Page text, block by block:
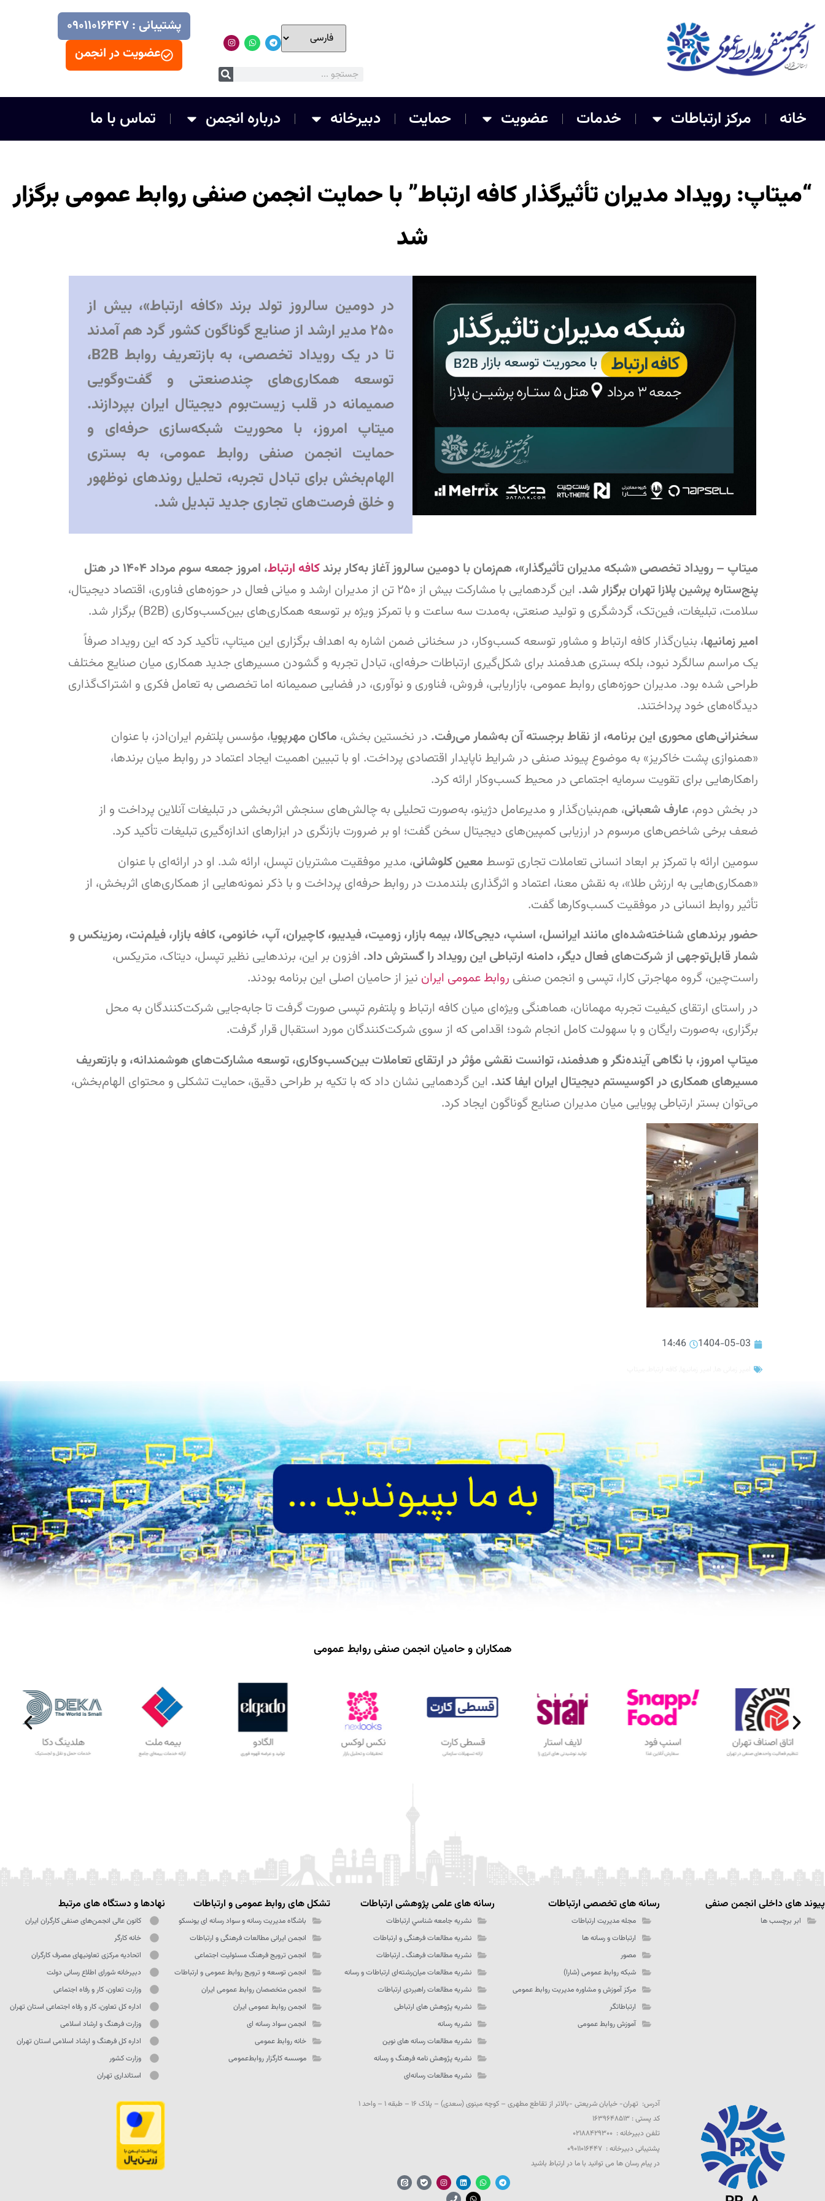
پشتیبانی : ۰۹۰۱۱۰۱۶۴۴۷
عضویت در انجمن
خانه مرکز ارتباطات خدمات عضویت حمایت دبیرخانه درباره انجمن تماس با ما
“میتاپ: رویداد مدیران تأثیرگذار کافه ارتباط” با حمایت انجمن صنفی روابط عمومی برگزار
شد
در دومین سالروز تولد برند «کافه ارتباط»، بیش از
۲۵۰ مدیر ارشد از صنایع گوناگون کشور گرد هم آمدند
تا در یک رویداد تخصصی، به بازتعریف روابط B2B،
توسعه همکاری‌های چندصنعتی و گفت‌وگویی
صمیمانه در قلب زیست‌بوم دیجیتال ایران بپردازند.
میتاپ امروز، با محوریت شبکه‌سازی حرفه‌ای و
حمایت انجمن صنفی روابط عمومی، به بستری
الهام‌بخش برای تبادل تجربه، تحلیل روندهای نوظهور
و خلق فرصت‌های تجاری جدید تبدیل شد.
میتاپ – رویداد تخصصی «شبکه مدیران تأثیرگذار»، هم‌زمان با دومین سالروز آغاز به‌کار برندکافه ارتباط
، امروز جمعه سوم مرداد ۱۴۰۴ در هتل
پنج‌ستاره پرشین پلازا تهران برگزار شد.
این گردهمایی با مشارکت بیش از ۲۵۰ تن از مدیران ارشد و میانی فعال در حوزه‌های فناوری، اقتصاد دیجیتال،
سلامت، تبلیغات، فین‌تک، گردشگری و تولید صنعتی، به‌مدت سه ساعت و با تمرکز ویژه بر توسعه همکاری‌های بین‌کسب‌و‌کاری (B2B) برگزار شد.
امیر زمانیها، بنیان‌گذار کافه ارتباط و مشاور توسعه کسب‌وکار، در سخنانی ضمن اشاره به اهداف برگزاری این میتاپ، تأکید کرد که این رویداد صرفاً
یک مراسم سالگرد نبود، بلکه بستری هدفمند برای شکل‌گیری ارتباطات حرفه‌ای، تبادل تجربه و گشودن مسیرهای جدید همکاری میان صنایع مختلف
طراحی شده بود. مدیران حوزه‌های روابط عمومی، بازاریابی، فروش، فناوری و نوآوری، در فضایی صمیمانه اما تخصصی به تعامل فکری و اشتراک‌گذاری
دیدگاه‌های خود پرداختند.
سخنرانی‌های محوری این برنامه، از نقاط برجسته آن به‌شمار می‌رفت. در نخستین بخش، ماکان مهرپویا، مؤسس پلتفرم ایران‌ادز، با عنوان
«همنوازی پشت خاکریز» به موضوع پیوند صنفی در شرایط ناپایدار اقتصادی پرداخت. او با تبیین اهمیت ایجاد اعتماد در روابط میان برندها،
راهکارهایی برای تقویت سرمایه اجتماعی در محیط کسب‌و‌کار ارائه کرد.
در بخش دوم، عارف شعبانی، هم‌بنیان‌گذار و مدیرعامل دژینو، به‌صورت تحلیلی به چالش‌های سنجش اثربخشی در تبلیغات آنلاین پرداخت و از
ضعف برخی شاخص‌های مرسوم در ارزیابی کمپین‌های دیجیتال سخن گفت؛ او بر ضرورت بازنگری در ابزارهای اندازه‌گیری تبلیغات تأکید کرد.
سومین ارائه با تمرکز بر ابعاد انسانی تعاملات تجاری توسط معین کلوشانی، مدیر موفقیت مشتریان تپسل، ارائه شد. او در ارائه‌ای با عنوان
«همکاری‌هایی به ارزش طلا»، به نقش معنا، اعتماد و اثرگذاری بلندمدت در روابط حرفه‌ای پرداخت و با ذکر نمونه‌هایی از همکاری‌های اثربخش، از
تأثیر روابط انسانی در موفقیت کسب‌و‌کارها گفت.
حضور برندهای شناخته‌شده‌ای مانند ایرانسل، اسنپ، دیجی‌کالا، بیمه بازار، زومیت، فیدیبو، کاچیران، آپ، خانومی، کافه بازار، فیلم‌نت، رمزینکس و
شمار قابل‌توجهی از شرکت‌های فعال دیگر، دامنه ارتباطی این رویداد را گسترش داد. افزون بر این، برندهایی نظیر تپسل، دیتاک، متریکس،
راست‌چین، گروه مهاجرتی کارا، تپسی و انجمن صنفی روابط عمومی ایران نیز از حامیان اصلی این برنامه بودند.
در راستای ارتقای کیفیت تجربه مهمانان، هماهنگی ویژه‌ای میان کافه ارتباط و پلتفرم تپسی صورت گرفت تا جابه‌جایی شرکت‌کنندگان به محل
برگزاری، به‌صورت رایگان و با سهولت کامل انجام شود؛ اقدامی که از سوی شرکت‌کنندگان مورد استقبال قرار گرفت.
میتاپ امروز، با نگاهی آینده‌نگر و هدفمند، توانست نقشی مؤثر در ارتقای تعاملات بین‌کسب‌و‌کاری، توسعه مشارکت‌های هوشمندانه، و بازتعریف
مسیرهای همکاری در اکوسیستم دیجیتال ایران ایفا کند. این گردهمایی نشان داد که با تکیه بر طراحی دقیق، حمایت تشکلی و محتوای الهام‌بخش،
می‌توان بستر ارتباطی پویایی میان مدیران صنایع گوناگون ایجاد کرد.
1404-05-03
14:46
همکاران و حامیان انجمن صنفی روابط عمومی
پیوند های داخلی انجمن صنفی
ابر برچسب ها
رسانه های تخصصی ارتباطات
مجله مدیریت ارتباطات
ارتباطات و رسانه ها
مصور
شبکه روابط عمومی (شارا)
مرکز آموزش و مشاوره مدیریت روابط عمومی
ارتباطاتگر
آموزش روابط عمومی
رسانه های علمی پژوهشی ارتباطات
نشریه جامعه شناسي ارتباطات
نشریه مطالعات فرهنگی و ارتباطات
نشریه مطالعات فرهنگ ـ‌ ارتباطات
نشریه مطالعات میان‌رشته‌ای ارتباطات و رسانه
نشریه مطالعات راهبردی ارتباطات
نشریه پژوهش های ارتباطی
نشریه رسانه
نشریه مطالعات رسانه های نوین
نشریه پژوهش نامه فرهنگ و رسانه
نشریه مطالعات رسانه‌ای
تشکل های روابط عمومی و ارتباطات
باشگاه مدیریت رسانه و سواد رسانه ای یونسکو
انجمن ایرانی مطالعات فرهنگی و ارتباطات
انجمن ترویج فرهنگ مسئولیت اجتماعی
انجمن توسعه و ترویج روابط عمومی و ارتباطات
انجمن متخصصان روابط عمومی ایران
انجمن روابط عمومی ایران
انجمن سواد رسانه ای
خانه روابط عمومی
موسسه کارگزار روابط‌عمومی
نهادها و دستگاه های مرتبط
کانون عالی انجمن‌های صنفی کارگران ایران
خانه کارگر
اتحادیه مرکزی تعاونیهای مصرف کارگران
دبیرخانه شورای اطلاع رسانی دولت
وزارت تعاون، کار و رفاه اجتماعی
اداره کل تعاون، کار و رفاه اجتماعی استان تهران
وزارت فرهنگ و ارشاد اسلامی
اداره کل فرهنگ و ارشاد اسلامی استان تهران
وزارت کشور
استانداری تهران
آدرس: تهران- خیابان شریعتی -بالاتر از تقاطع مطهری – کوچه مینوی (سعدی) – پلاک ۱۶ – طبقه ۱ – واحد ۱
کد پستی : ۱۶۳۹۶۴۸۵۱۳
تلفن دبیرخانه : ۰۲۱۸۸۴۲۹۳۰۰
پشتیبانی دبیرخانه : ۰۹۰۱۱۰۱۶۴۴۷
در پیام رسان ها می توانید با ما در ارتباط باشید